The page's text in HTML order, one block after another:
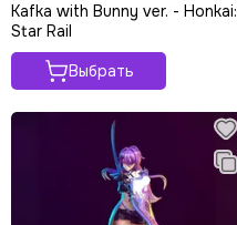
Kafka with Bunny ver. - Honkai:
Star Rail
Выбрать